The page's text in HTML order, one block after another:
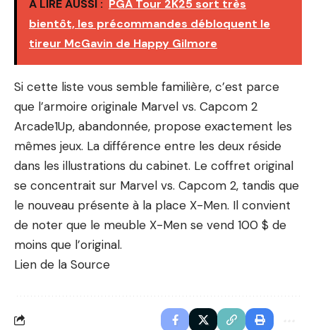
A LIRE AUSSI : PGA Tour 2K25 sort très
bientôt, les précommandes débloquent le
tireur McGavin de Happy Gilmore
Si cette liste vous semble familière, c’est parce
que l’armoire originale Marvel vs. Capcom 2
Arcade1Up, abandonnée, propose exactement les
mêmes jeux. La différence entre les deux réside
dans les illustrations du cabinet. Le coffret original
se concentrait sur Marvel vs. Capcom 2, tandis que
le nouveau présente à la place X-Men. Il convient
de noter que le meuble X-Men se vend 100 $ de
moins que l’original.
Lien de la Source